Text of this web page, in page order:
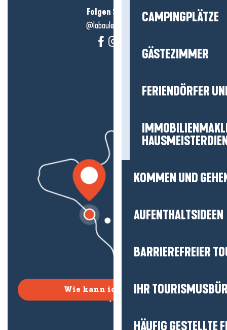
CAMPINGPLÄTZE
GÄSTEZIMMER
FERIENDÖRFER
KOMMEN UND
AUFENTHALTSIDEEN
BARRIEREFREIER
IHR
HÄUFIG GESTELLTE
Folgen Sie uns!
@labauleguérande
Wie kann ich kommen?